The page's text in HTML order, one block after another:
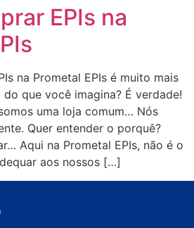
EPIs na
na Prometal EPIs é muito mais
que você imagina? É verdade!
uma loja comum… Nós
Quer entender o porquê?
Aqui na Prometal EPIs, não é o
aos nossos […]